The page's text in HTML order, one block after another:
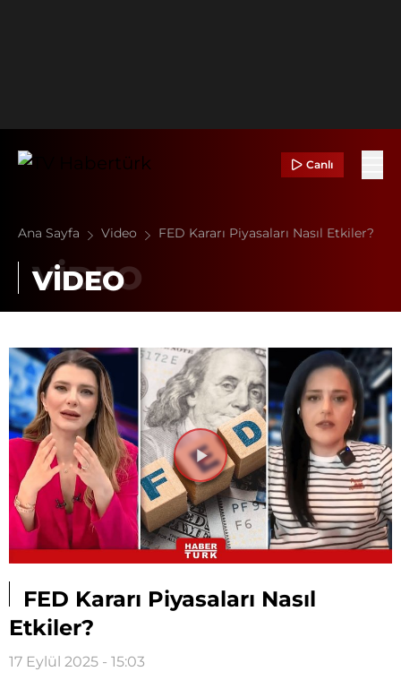
Canlı
Ana Sayfa Video FED Kararı Piyasaları Nasıl Etkiler?
VİDEO
Videoyu
Oynat
FED Kararı Piyasaları Nasıl
Etkiler?
17 Eylül 2025 - 15:03